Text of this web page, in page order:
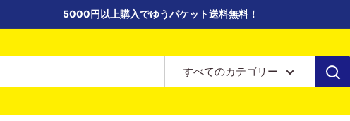
5000円以上購入でゆうパケット送料無料！
すべてのカテゴリー